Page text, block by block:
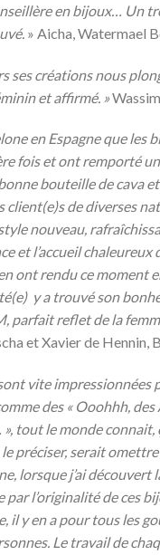
en bijoux…
Un
» Aicha, Watermael
ses créations nous
et affirmé. »
en Espagne que les
fois et ont remporté
bouteille de cava
client(e)s de diverses
nouveau,
et l’accueil chaleureux
ont rendu ce moment
y a trouvé son
parfait reflet de la
et Xavier de Hennin,
vite impressionnées
des « Ooohhh, des
tout le monde
préciser, serait
lorsque j’ai découvert
par l’originalité de ces
il y en a pour tous les
Le travail de